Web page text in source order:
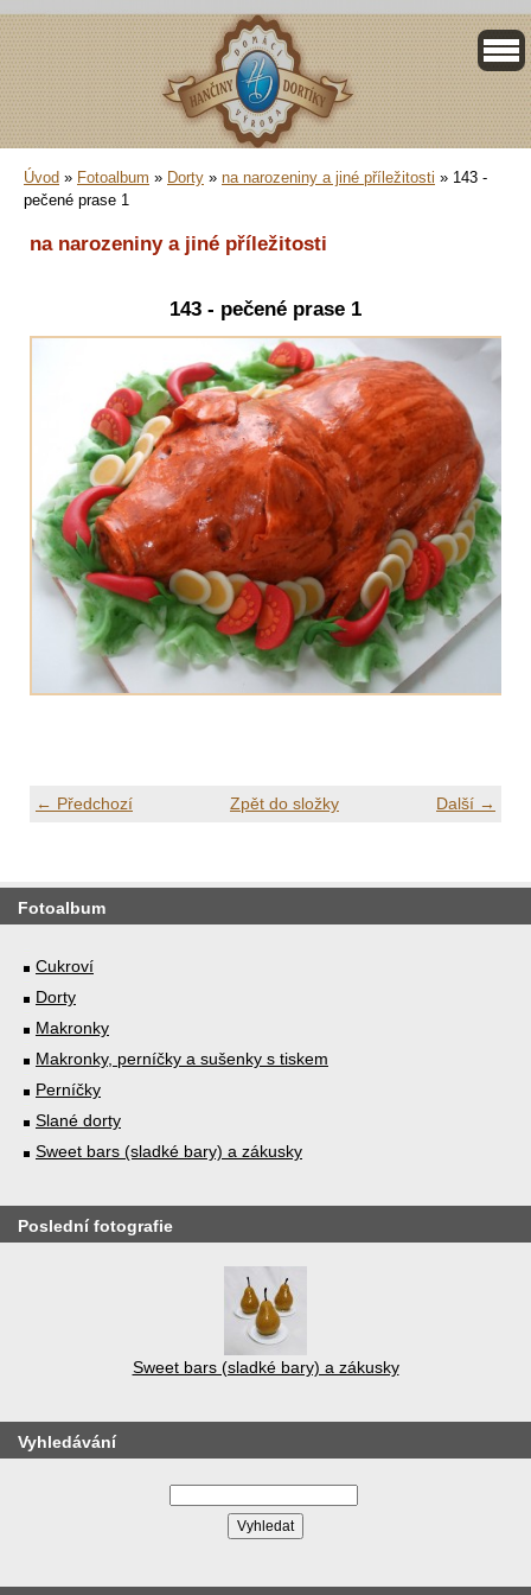
Úvod » Fotoalbum » Dorty » na narozeniny a jiné příležitosti » 143 -
pečené prase 1
na narozeniny a jiné příležitosti
143 - pečené prase 1
← Předchozí Další →
Zpět do složky
Fotoalbum
Cukroví
Dorty
Makronky
Makronky, perníčky a sušenky s tiskem
Perníčky
Slané dorty
Sweet bars (sladké bary) a zákusky
Poslední fotografie
Sweet bars (sladké bary) a zákusky
Vyhledávání